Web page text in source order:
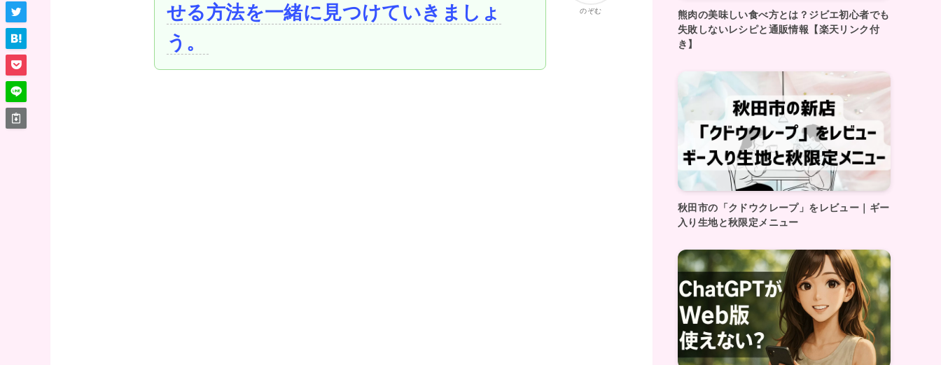
のぞむ
せる方法を一緒に見つけていきましょ
う。
熊肉の美味しい食べ方とは？ジビエ初心者でも
失敗しないレシピと通販情報【楽天リンク付
き】
秋田市の「クドウクレープ」をレビュー｜ギー
入り生地と秋限定メニュー